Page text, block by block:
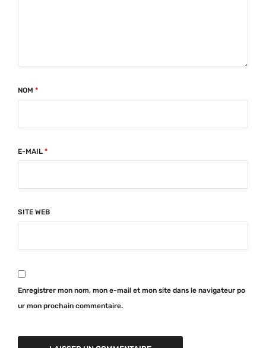
NOM *
E-MAIL *
SITE WEB
Enregistrer mon nom, mon e-mail et mon site dans le navigateur po
ur mon prochain commentaire.